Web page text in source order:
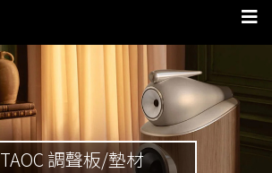
TAOC 調聲板/墊材